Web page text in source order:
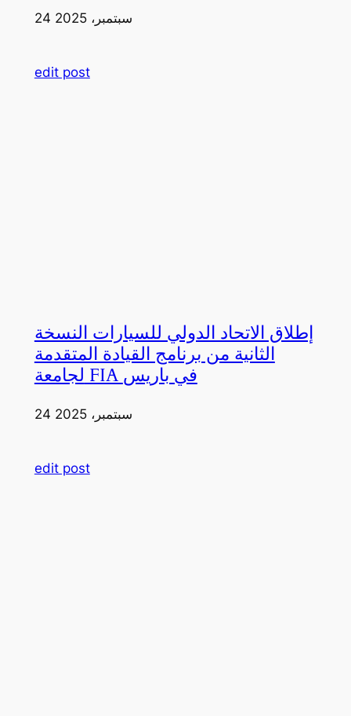
24 سبتمبر، 2025
edit post
إطلاق الاتحاد الدولي للسيارات النسخة
الثانية من برنامج القيادة المتقدمة
لجامعة FIA في باريس
24 سبتمبر، 2025
edit post